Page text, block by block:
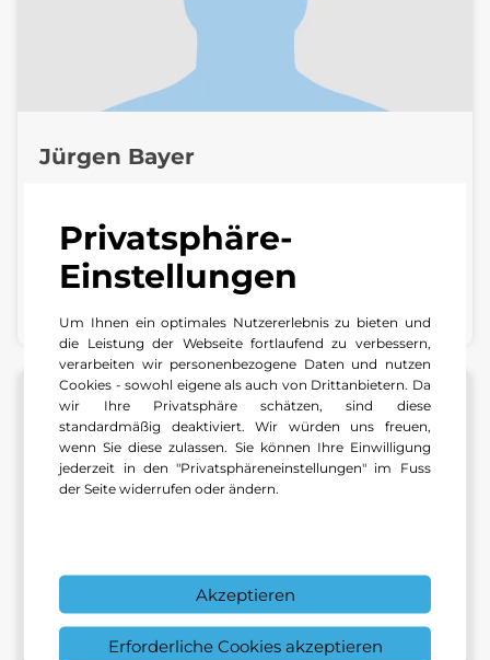
Privatsphäre-
Einstellungen
Um Ihnen ein optimales Nutzererlebnis zu bieten und
die Leistung der Webseite fortlaufend zu verbessern,
verarbeiten wir personenbezogene Daten und nutzen
Cookies - sowohl eigene als auch von Drittanbietern. Da
wir Ihre Privatsphäre schätzen, sind diese
standardmäßig deaktiviert. Wir würden uns freuen,
wenn Sie diese zulassen. Sie können Ihre Einwilligung
jederzeit in den "Privatsphäreneinstellungen" im Fuss
der Seite widerrufen oder ändern.
Akzeptieren
Erforderliche Cookies akzeptieren
Jürgen Bayer
Center Frankenthal
+49 6233 31 53 64